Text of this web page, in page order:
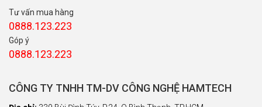
Tư vấn mua hàng
0888.123.223
Góp ý
0888.123.223
CÔNG TY TNHH TM-DV CÔNG NGHỆ HAMTECH